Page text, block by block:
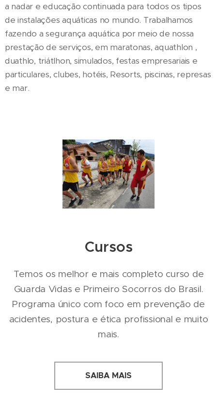
a nadar e educação continuada para todos os tipos
de instalações aquáticas no mundo. Trabalhamos
fazendo a segurança aquática por meio de nossa
prestação de serviços, em maratonas, aquathlon ,
duathlo, triátlhon, simulados, festas empresariais e
particulares, clubes, hotéis, Resorts, piscinas, represas
e mar.
Cursos
Temos os melhor e mais completo curso de
Guarda Vidas e Primeiro Socorros do Brasil.
Programa único com foco em prevenção de
acidentes, postura e ética profissional e muito
mais.
SAIBA MAIS